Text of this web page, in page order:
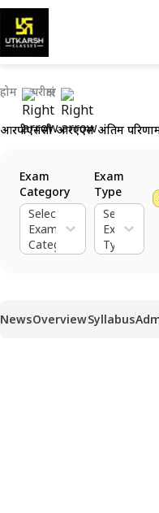
होम परीक्षाएं
Exam
Category
Select
Exam
Category
Exam
Type
Select
Exam
Type
NewsOverviewSyllabus